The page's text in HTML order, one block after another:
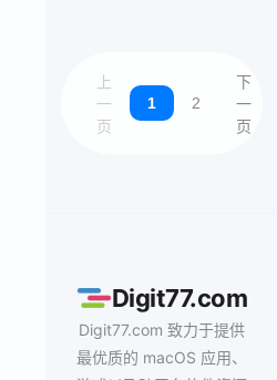
上
一
页
1 2
下
一
页
Digit77.com
Digit77.com 致力于提供
最优质的 macOS 应用、